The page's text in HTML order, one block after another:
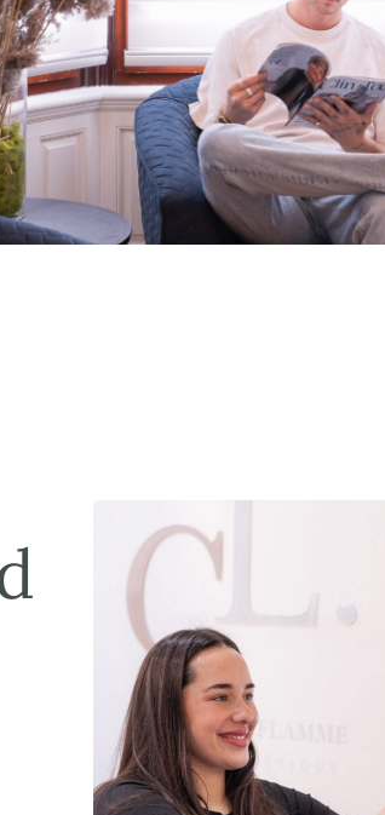
Rajeunissement génital
Kératose actinique